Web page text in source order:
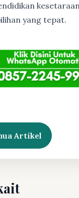
yang tepat.
Artikel